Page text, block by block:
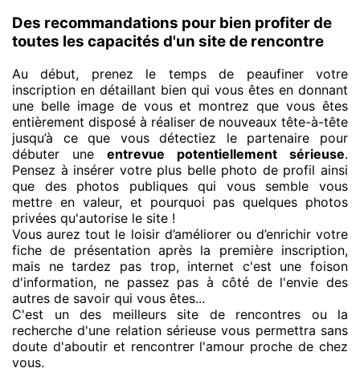
Des recommandations pour bien profiter de
toutes les capacités d'un site de rencontre
Au début, prenez le temps de peaufiner votre
inscription en détaillant bien qui vous êtes en donnant
une belle image de vous et montrez que vous êtes
entièrement disposé à réaliser de nouveaux tête-à-tête
jusqu’à ce que vous détectiez le partenaire pour
débuter une entrevue potentiellement sérieuse.
Pensez à insérer votre plus belle photo de profil ainsi
que des photos publiques qui vous semble vous
mettre en valeur, et pourquoi pas quelques photos
privées qu'autorise le site !
Vous aurez tout le loisir d’améliorer ou d’enrichir votre
fiche de présentation après la première inscription,
mais ne tardez pas trop, internet c'est une foison
d'information, ne passez pas à côté de l'envie des
autres de savoir qui vous êtes...
C'est un des meilleurs site de rencontres ou la
recherche d'une relation sérieuse vous permettra sans
doute d'aboutir et rencontrer l'amour proche de chez
vous.